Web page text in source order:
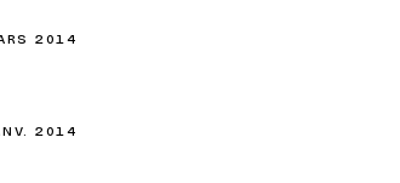
2014
2014